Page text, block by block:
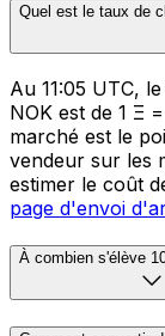
Quel est le taux de
Au 11:05 UTC,
NOK est de 1 Ξ
marché est le
vendeur sur les
estimer le coût
page d'envoi
À combien s'élève